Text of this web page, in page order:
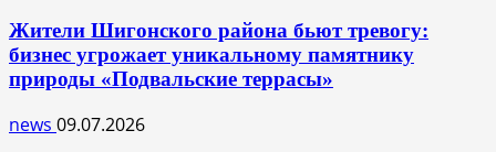
Жители Шигонского района бьют тревогу:
бизнес угрожает уникальному памятнику
природы «Подвальские террасы»
news 09.07.2026